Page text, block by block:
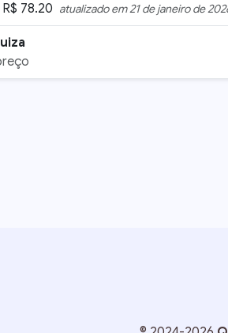
R$ 78.20 atualizado em21 de janeiro de